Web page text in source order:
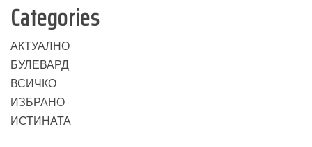
Categories
АКТУАЛНО
БУЛЕВАРД
ВСИЧКО
ИЗБРАНО
ИСТИНАТА